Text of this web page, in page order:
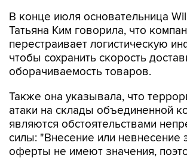
В конце июля основательница
Татьяна Ким говорила, что
перестраивает логистическую
чтобы сохранить скорость
оборачиваемость товаров.
Также она указывала, что
атаки на склады объединенной
являются обстоятельствами
силы: "Внесение или невнесение
оферты не имеют значения,